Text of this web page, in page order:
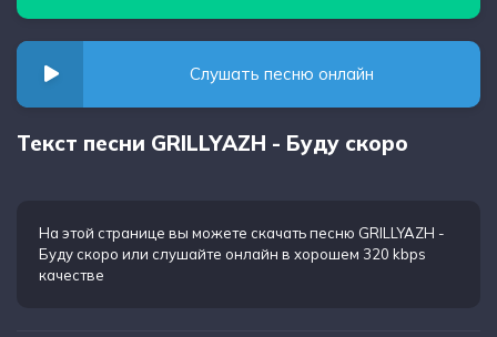
Слушать песню онлайн
Текст песни GRILLYAZH - Буду скоро
На этой странице вы можете скачать песню GRILLYAZH -
Буду скоро или слушайте онлайн в хорошем 320 kbps
качестве